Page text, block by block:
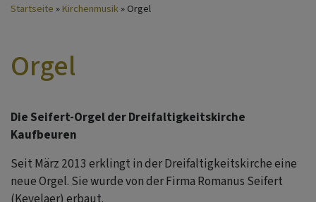
Startseite Kirchenmusik Orgel
Orgel
Die Seifert-Orgel der Dreifaltigkeitskirche
Kaufbeuren
Seit März 2013 erklingt in der Dreifaltigkeitskirche eine
neue Orgel. Sie wurde von der Firma Romanus Seifert
(Kevelaer) erbaut.